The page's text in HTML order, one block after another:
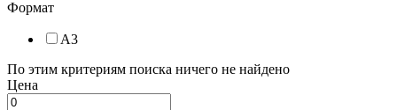
Формат
А3
По этим критериям поиска ничего не найдено
Цена